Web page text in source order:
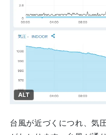
ALT
台風が近づくにつれ、気